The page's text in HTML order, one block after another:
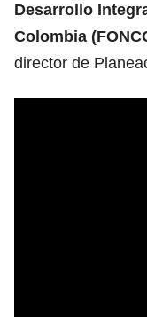
Desarrollo
Colombia
director de